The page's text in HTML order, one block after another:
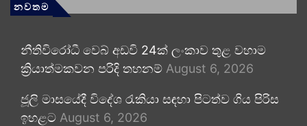
නවතම
නීතිවිරෝධී වෙබ් අඩවි 24ක් ලංකාව තුළ වහාම
ක්‍රියාත්මකවන පරිදි තහනම් August 6, 2026
ජූලි මාසයේදී විදේශ රැකියා සඳහා පිටත්ව ගිය පිරිස
ඉහළට August 6, 2026